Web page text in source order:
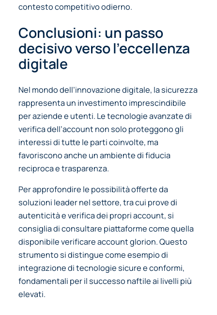
contesto competitivo odierno.
Conclusioni: un passo
decisivo verso l’eccellenza
digitale
Nel mondo dell’innovazione digitale, la sicurezza
rappresenta un investimento imprescindibile
per aziende e utenti. Le tecnologie avanzate di
verifica dell’account non solo proteggono gli
interessi di tutte le parti coinvolte, ma
favoriscono anche un ambiente di fiducia
reciproca e trasparenza.
Per approfondire le possibilità offerte da
soluzioni leader nel settore, tra cui prove di
autenticità e verifica dei propri account, si
consiglia di consultare piattaforme come quella
disponibile verificare account glorion. Questo
strumento si distingue come esempio di
integrazione di tecnologie sicure e conformi,
fondamentali per il successo naftile ai livelli più
elevati.